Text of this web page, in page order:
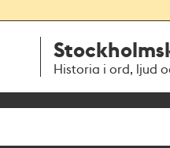
Historia i ord, ljud